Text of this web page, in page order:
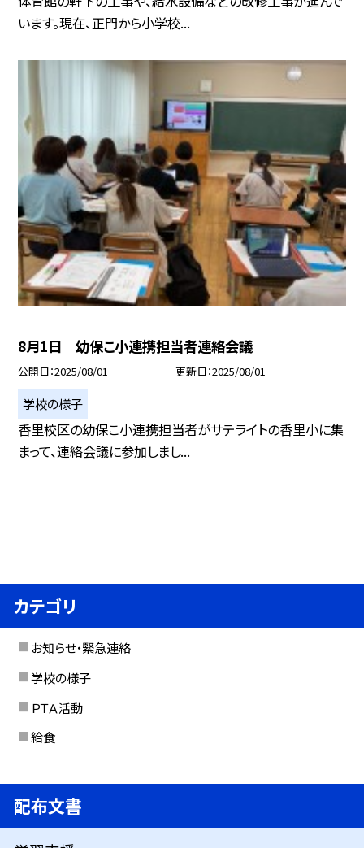
います。現在、正門から小学校...
8月1日 幼保こ小連携担当者連絡会議
公開日 2025/08/01 更新日 2025/08/01
学校の様子
香里校区の幼保こ小連携担当者がサテライトの香里小に集
まって、連絡会議に参加しまし...
カテゴリ
お知らせ・緊急連絡
学校の様子
ＰＴＡ活動
給食
配布文書